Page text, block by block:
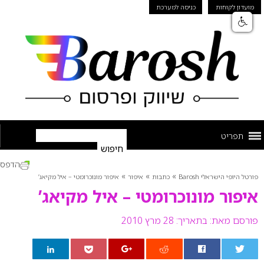
מועדון לקוחות כניסה למערכת
תפריט
פורטל היופי הישראלי Barosh » כתבות » איפור » איפור מונוכרומטי – איל מקיאג’
איפור מונוכרומטי – איל מקיאג’
פורסם מאת: בתאריך: 28 מרץ 2010
הדפס